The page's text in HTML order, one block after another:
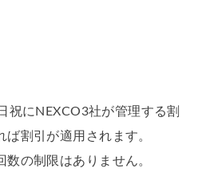
祝にNEXCO3社が管理する割
ば割引が適用されます。
の制限はありません。